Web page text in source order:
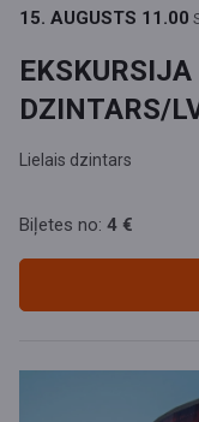
15. AUGUSTS 11.00
DZINTARS/
Lielais dzintars
Biļetes no: 4 €